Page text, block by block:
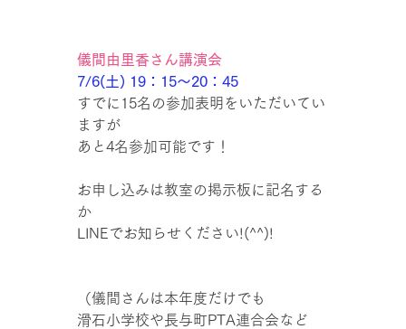
儀間由里香さん講演会
7/6(土) 19：15～20：45
すでに15名の参加表明をいただいてい
ますが
あと4名参加可能です！
お申し込みは教室の掲示板に記名する
か
LINEでお知らせください!(^^)!
（儀間さんは本年度だけでも
滑石小学校や長与町PTA連合会など